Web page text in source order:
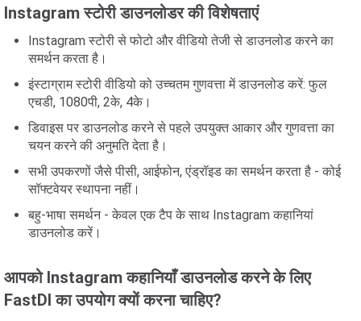
Instagram स्टोरी डाउनलोडर की विशेषताएं
Instagram स्टोरी से फोटो और वीडियो तेजी से डाउनलोड करने का
समर्थन करता है।
इंस्टाग्राम स्टोरी वीडियो को उच्चतम गुणवत्ता में डाउनलोड करें: फुल
एचडी, 1080पी, 2के, 4के।
डिवाइस पर डाउनलोड करने से पहले उपयुक्त आकार और गुणवत्ता का
चयन करने की अनुमति देता है।
सभी उपकरणों जैसे पीसी, आईफोन, एंड्रॉइड का समर्थन करता है - कोई
सॉफ्टवेयर स्थापना नहीं।
बहु-भाषा समर्थन - केवल एक टैप के साथ Instagram कहानियां
डाउनलोड करें।
आपको Instagram कहानियाँ डाउनलोड करने के लिए
FastDl का उपयोग क्यों करना चाहिए?